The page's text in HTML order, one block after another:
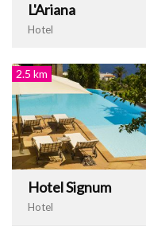
L'Ariana
Hotel
2.5 km
Hotel Signum
Hotel